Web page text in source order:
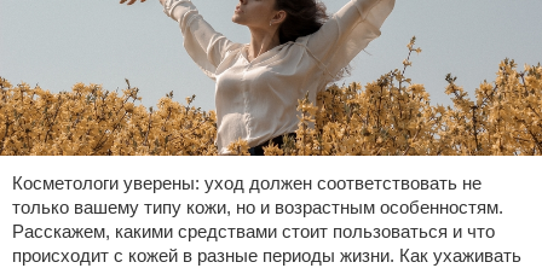
Косметологи уверены: уход должен соответствовать не
только вашему типу кожи, но и возрастным особенностям.
Расскажем, какими средствами стоит пользоваться и что
происходит с кожей в разные периоды жизни. Как ухаживать